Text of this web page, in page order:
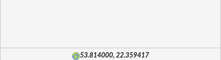
53.814000, 22.359417